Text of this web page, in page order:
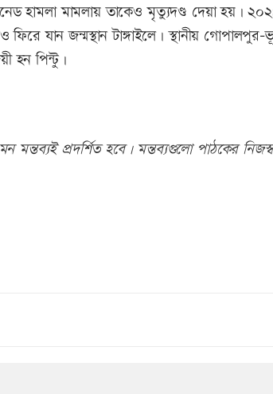
হামলা মামলায় তাকেও মৃত্যুদণ্ড দেয়া হয়।
যান জন্মস্থান টাঙ্গাইলে। স্থানীয়
হন পিন্টু।
প্রদর্শিত হবে। মন্তব্যগুলো পাঠকের নিজস্ব